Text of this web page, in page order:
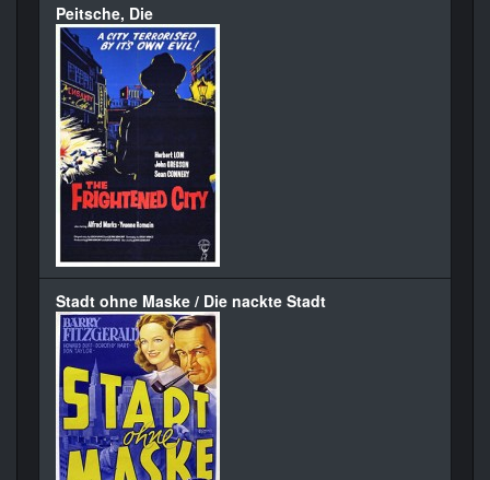
Peitsche, Die
Stadt ohne Maske / Die nackte Stadt